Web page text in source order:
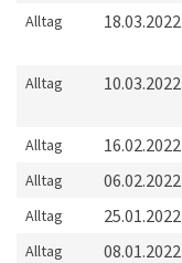
Alltag 18.03.2022
Alltag 10.03.2022
Alltag 16.02.2022
Alltag 06.02.2022
Alltag 25.01.2022
Alltag 08.01.2022